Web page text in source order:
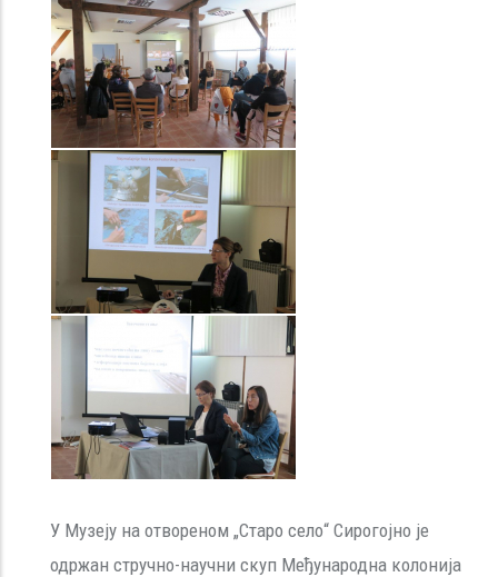
У Музеју на отвореном „Старо село“ Сирогојно је
одржан стручно-научни скуп Међународна колонија